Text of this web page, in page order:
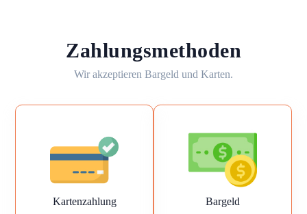
Zahlungsmethoden
Wir akzeptieren Bargeld und Karten.
Kartenzahlung Bargeld